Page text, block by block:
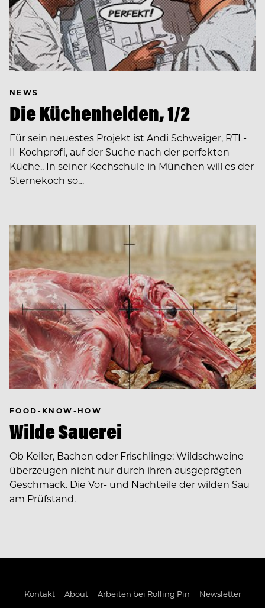
NEWS
Die Küchenhelden, 1/2
Für sein neuestes Projekt ist Andi Schweiger, RTL-
II-Kochprofi, auf der Suche nach der perfekten
Küche.. In seiner Kochschule in München will es der
Sternekoch so…
FOOD-KNOW-HOW
Wilde Sauerei
Ob Keiler, Bachen oder Frischlinge: Wildschweine
überzeugen nicht nur durch ihren ausgeprägten
Geschmack. Die Vor- und Nachteile der wilden Sau
am Prüfstand.
Kontakt About Arbeiten bei Rolling Pin
Newsletter